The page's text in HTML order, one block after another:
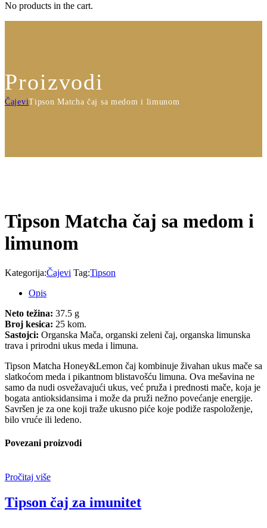
No products in the cart.
Proizvodi
ČajeviTipson Matcha čaj sa medom i limunom
Tipson Matcha čaj sa medom i
limunom
Kategorija:Čajevi Tag:Tipson
Opis
Neto težina: 37.5 g
Broj kesica: 25 kom.
Sastojci: Organska Mača, organski zeleni čaj, organska limunska
trava i prirodni ukus meda i limuna.
Tipson Matcha Honey&Lemon čaj kombinuje živahan ukus mače sa
slatkoćom meda i pikantnom blistavošću limuna. Ova mešavina ne
samo da nudi osvežavajući ukus, već pruža i prednosti mače, koja je
bogata antioksidansima i može da pruži nežno povećanje energije.
Savršen je za one koji traže ukusno piće koje podiže raspoloženje,
bilo vruće ili ledeno.
Povezani proizvodi
Pročitaj više
Tipson čaj za imunitet